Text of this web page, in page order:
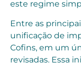
este regime
Entre as
unificação de
Cofins, em um
revisadas. Essa